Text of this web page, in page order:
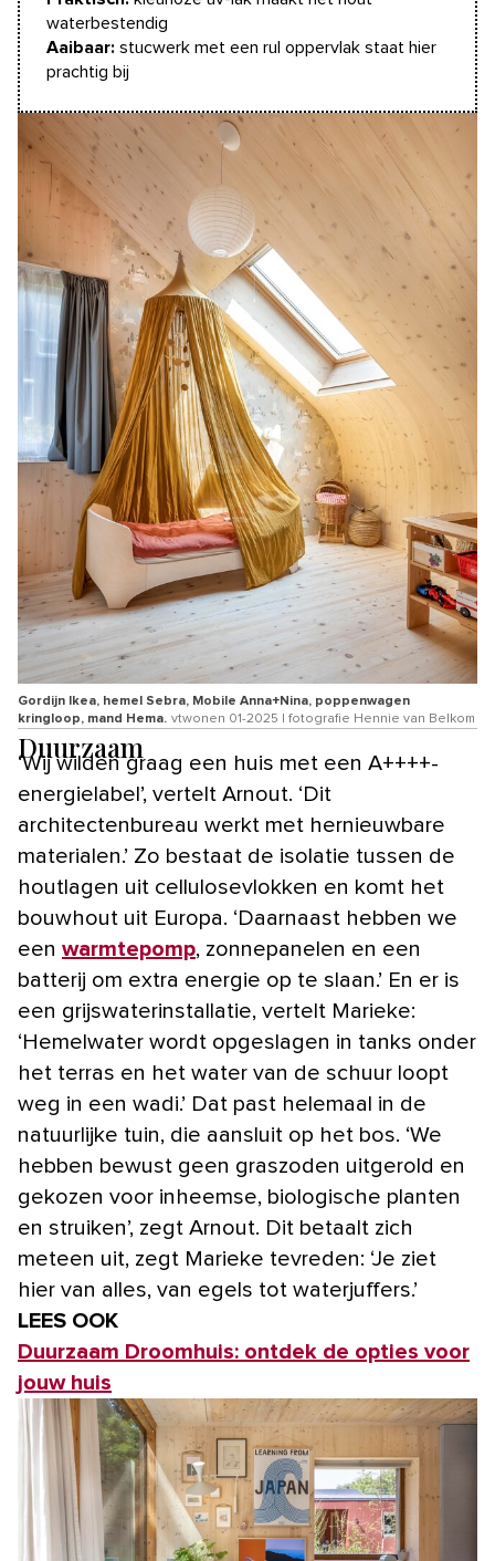
waterbestendig
Aaibaar: stucwerk met een rul oppervlak staat hier
prachtig bij
Gordijn Ikea, hemel Sebra, Mobile Anna+Nina, poppenwagen
kringloop, mand Hema. vtwonen 01-2025 | fotografie Hennie van Belkom
Duurzaam
‘Wij wilden graag een huis met een A++++-
energielabel’, vertelt Arnout. ‘Dit
architectenbureau werkt met hernieuwbare
materialen.’ Zo bestaat de isolatie tussen de
houtlagen uit cellulosevlokken en komt het
bouwhout uit Europa. ‘Daarnaast hebben we
een warmtepomp, zonnepanelen en een
batterij om extra energie op te slaan.’ En er is
een grijswaterinstallatie, vertelt Marieke:
‘Hemelwater wordt opgeslagen in tanks onder
het terras en het water van de schuur loopt
weg in een wadi.’ Dat past helemaal in de
natuurlijke tuin, die aansluit op het bos. ‘We
hebben bewust geen graszoden uitgerold en
gekozen voor inheemse, biologische planten
en struiken’, zegt Arnout. Dit betaalt zich
meteen uit, zegt Marieke tevreden: ‘Je ziet
hier van alles, van egels tot waterjuffers.’
LEES OOK
Duurzaam Droomhuis: ontdek de opties voor
jouw huis